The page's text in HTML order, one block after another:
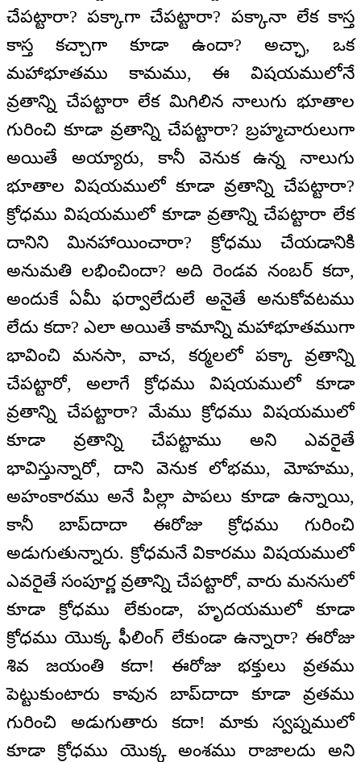
చేపట్టారా? పక్కాగా చేపట్టారా? పక్కానా లేక కాస్త
కాస్త కచ్చాగా కూడా ఉందా? అచ్ఛా, ఒక
మహాభూతము కామము, ఈ విషయములోనే
వ్రతాన్ని చేపట్టారా లేక మిగిలిన నాలుగు భూతాల
గురించి కూడా వ్రతాన్ని చేపట్టారా? బ్రహ్మచారులుగా
అయితే అయ్యారు, కానీ వెనుక ఉన్న నాలుగు
భూతాల విషయములో కూడా వ్రతాన్ని చేపట్టారా?
క్రోధము విషయములో కూడా వ్రతాన్ని చేపట్టారా లేక
దానిని మినహాయించారా? క్రోధము చేయడానికి
అనుమతి లభించిందా? అది రెండవ నంబర్ కదా,
అందుకే ఏమీ ఫర్వాలేదులే అనైతే అనుకోవటము
లేదు కదా? ఎలా అయితే కామాన్ని మహాభూతముగా
భావించి మనసా, వాచ, కర్మలలో పక్కా వ్రతాన్ని
చేపట్టారో, అలాగే క్రోధము విషయములో కూడా
వ్రతాన్ని చేపట్టారా? మేము క్రోధము విషయములో
కూడా వ్రతాన్ని చేపట్టాము అని ఎవరైతే
భావిస్తున్నారో, దాని వెనుక లోభము, మోహము,
అహంకారము అనే పిల్లా పాపలు కూడా ఉన్నాయి,
కానీ బాప్‌దాదా ఈరోజు క్రోధము గురించి
అడుగుతున్నారు. క్రోధమనే వికారము విషయములో
ఎవరైతే సంపూర్ణ వ్రతాన్ని చేపట్టారో, వారు మనసులో
కూడా క్రోధము లేకుండా, హృదయములో కూడా
క్రోధము యొక్క ఫీలింగ్ లేకుండా ఉన్నారా? ఈరోజు
శివ జయంతి కదా! ఈరోజు భక్తులు వ్రతము
పెట్టుకుంటారు కావున బాప్‌దాదా కూడా వ్రతము
గురించి అడుగుతారు కదా! మాకు స్వప్నములో
కూడా క్రోధము యొక్క అంశము రాజాలదు అని